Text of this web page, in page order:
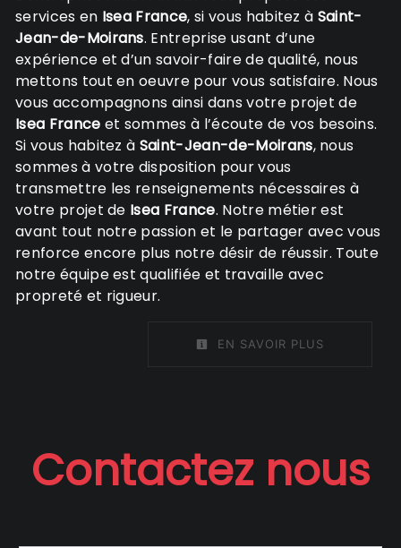
services en Isea France, si vous habitez à Saint-
Jean-de-Moirans. Entreprise usant d’une
expérience et d’un savoir-faire de qualité, nous
mettons tout en oeuvre pour vous satisfaire. Nous
vous accompagnons ainsi dans votre projet de
Isea France et sommes à l’écoute de vos besoins.
Si vous habitez à Saint-Jean-de-Moirans, nous
sommes à votre disposition pour vous
transmettre les renseignements nécessaires à
votre projet de Isea France. Notre métier est
avant tout notre passion et le partager avec vous
renforce encore plus notre désir de réussir. Toute
notre équipe est qualifiée et travaille avec
propreté et rigueur.
EN SAVOIR PLUS
Contactez nous